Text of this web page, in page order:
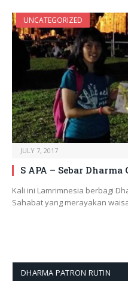
UNCATEGORIZED
JULY 7, 2017
S APA – Sebar Dharma
Kali ini Lamrimnesia berbagi
Sahabat yang merayakan
DHARMA PATRON RUTIN